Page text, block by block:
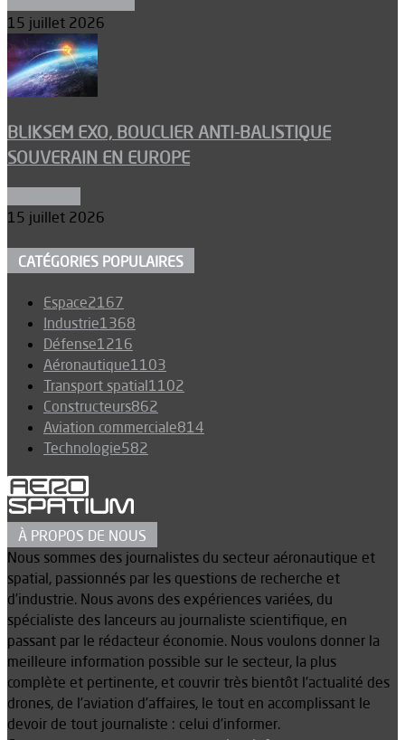
15 juillet 2026
BLIKSEM EXO, BOUCLIER ANTI-BALISTIQUE
SOUVERAIN EN EUROPE
15 juillet 2026
CATÉGORIES POPULAIRES
Espace2167
Industrie1368
Défense1216
Aéronautique1103
Transport spatial1102
Constructeurs862
Aviation commerciale814
Technologie582
À PROPOS DE NOUS
Nous sommes des journalistes du secteur aéronautique et
spatial, passionnés par les questions de recherche et
d’industrie. Nous avons des expériences variées, du
spécialiste des lanceurs au journaliste scientifique, en
passant par le rédacteur économie. Nous voulons donner la
meilleure information possible sur le secteur, la plus
complète et pertinente, et couvrir très bientôt l’actualité des
drones, de l’aviation d’affaires, le tout en accomplissant le
devoir de tout journaliste : celui d’informer.